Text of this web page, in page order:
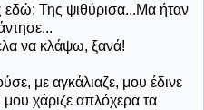
εδώ; Της ψιθύρισα...Μα ήταν
να κλάψω, ξανά!
με αγκάλιαζε, μου έδινε
χάριζε απλόχερα τα